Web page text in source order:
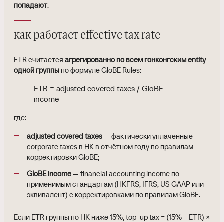
попадают.
как работает effective tax rate
ETR считается агрегированно по всем гонконгским entity
одной группы по формуле GloBE Rules:
ETR = adjusted covered taxes / GloBE
income
где:
adjusted covered taxes— фактически уплаченные
corporate taxes в HK в отчётном году по правилам
корректировки GloBE;
GloBE income— financial accounting income по
применимым стандартам (HKFRS, IFRS, US GAAP или
эквивалент) с корректировками по правилам GloBE.
Если ETR группы по HK ниже 15%, top-up tax = (15% − ETR) ×